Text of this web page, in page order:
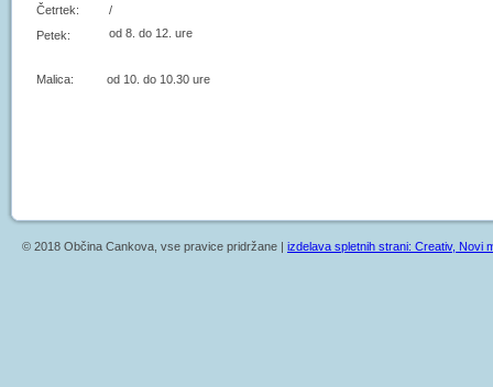
Četrtek:
/
Petek:
od 8. do 12. ure
Malica: od 10. do 10.30 ure
© 2018 Občina Cankova, vse pravice pridržane | izdelava spletnih strani: Creativ, Novi